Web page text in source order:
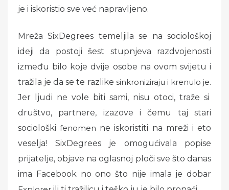
b
o
o
k
r
je i iskoristio sve već napravljeno.
Mreža SixDegrees temeljila se na sociološkoj
ideji da postoji šest stupnjeva razdvojenosti
između bilo koje dvije osobe na ovom svijetu i
tražila je da se te razlike sinkroniziraju i krenulo je.
Jer ljudi ne vole biti sami, nisu otoci, traže si
društvo, partnere, izazove i čemu taj stari
sociološkifenomen ne iskoristiti na mreži i eto
veselja! SixDegrees je omogućivala popise
prijatelje, objave na oglasnoj ploči sve što danas
ima Facebook no ono što nije imala je dobar